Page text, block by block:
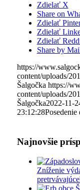
Zdielať X
Share on
Zdielať
Zdielať
Zdielať
Share by
https://
content/uploads/
Šalgočka https://
content/uploads/
Šalgočka2022-11-
23:12:28
Najnovšie
Zníženie